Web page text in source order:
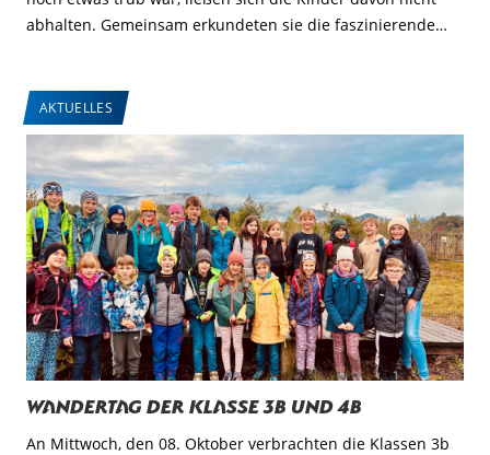
abhalten. Gemeinsam erkundeten sie die faszinierende…
AKTUELLES
Wandertag der Klasse 3b und 4b
An Mittwoch, den 08. Oktober verbrachten die Klassen 3b